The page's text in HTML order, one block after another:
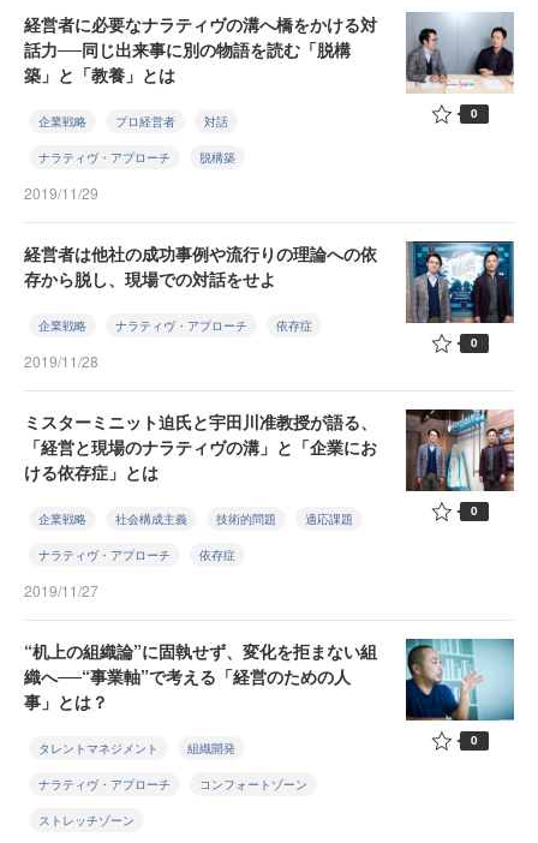
経営者に必要なナラティヴの溝へ橋をかける対
話力──同じ出来事に別の物語を読む「脱構
築」と「教養」とは
企業戦略 プロ経営者 対話
ナラティヴ・アプローチ 脱構築
2019/11/29
0
経営者は他社の成功事例や流行りの理論への依
存から脱し、現場での対話をせよ
企業戦略 ナラティヴ・アプローチ 依存症
2019/11/28
0
ミスターミニット迫氏と宇田川准教授が語る、
「経営と現場のナラティヴの溝」と「企業にお
ける依存症」とは
企業戦略 社会構成主義 技術的問題 適応課題
ナラティヴ・アプローチ 依存症
2019/11/27
0
“机上の組織論”に固執せず、変化を拒まない組
織へ──“事業軸”で考える「経営のための人
事」とは？
タレントマネジメント 組織開発
ナラティヴ・アプローチ コンフォートゾーン
ストレッチゾーン
0